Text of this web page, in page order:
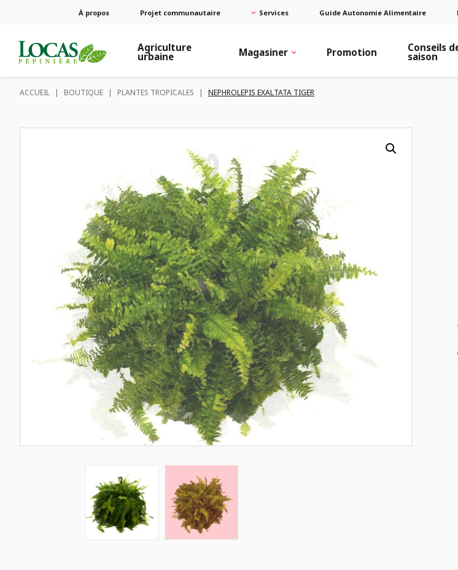
À propos Projet communautaire Services Guide Autonomie Alimentaire
Agriculture
urbaine Magasiner Promotion Conseils
saison
ACCUEIL | BOUTIQUE | PLANTES TROPICALES | NEPHROLEPIS EXALTATA TIGER